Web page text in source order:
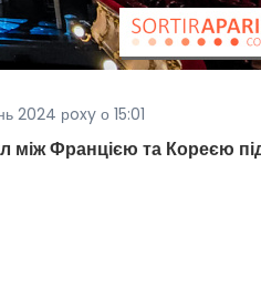
2024 рoxy о 15:01
між Францією та Кореєю